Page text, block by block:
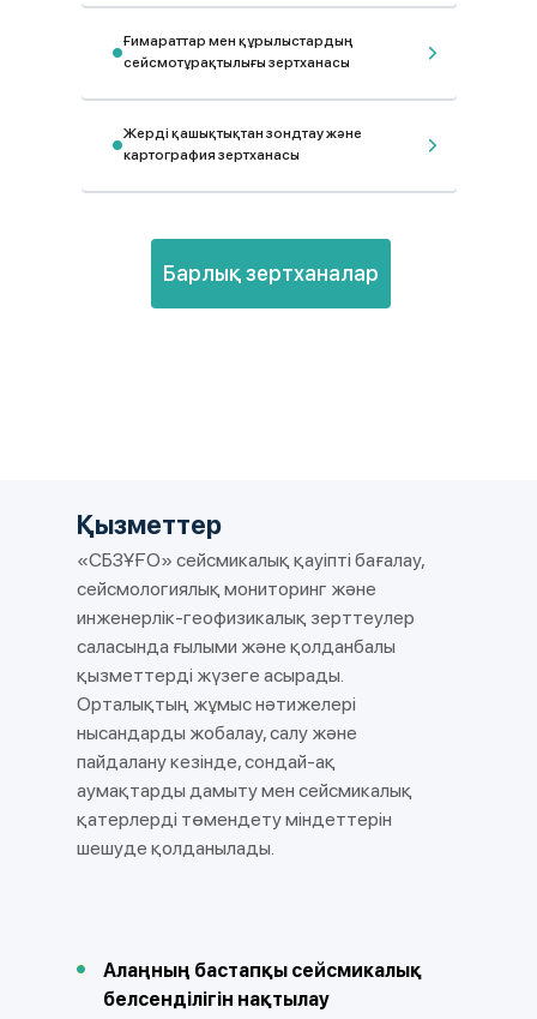
Ғимараттар мен құрылыстардың
сейсмотұрақтылығы зертханасы
Жерді қашықтықтан зондтау және
картография зертханасы
Барлық зертханалар
Қызметтер
«СБЗҰҒО» сейсмикалық қауіпті бағалау,
сейсмологиялық мониторинг және
инженерлік-геофизикалық зерттеулер
саласында ғылыми және қолданбалы
қызметтерді жүзеге асырады.
Орталықтың жұмыс нәтижелері
нысандарды жобалау, салу және
пайдалану кезінде, сондай-ақ
аумақтарды дамыту мен сейсмикалық
қатерлерді төмендету міндеттерін
шешуде қолданылады.
Алаңның бастапқы сейсмикалық
белсенділігін нақтылау